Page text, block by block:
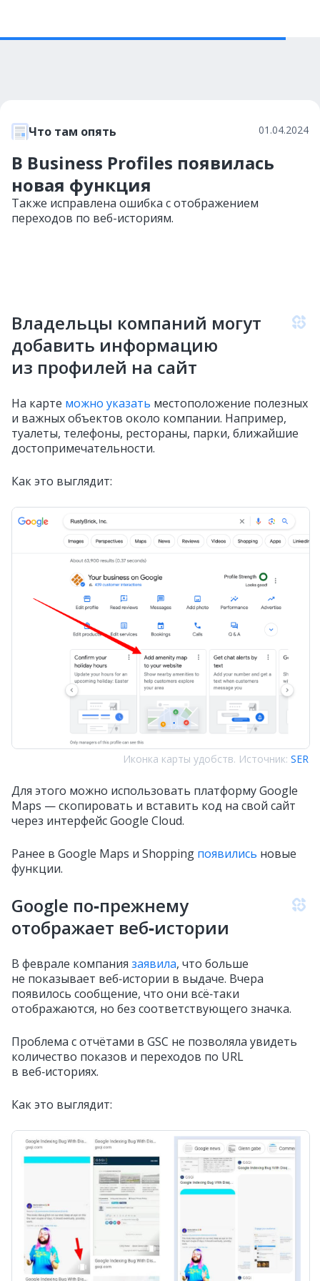
Что там опять 01.04.2024
В Business Profiles появилась
новая функция
Также исправлена ошибка с отображением
переходов по веб-историям.
Владельцы компаний могут
добавить информацию
из профилей на сайт
На карте можно указать местоположение полезных
и важных объектов около компании. Например,
туалеты, телефоны, рестораны, парки, ближайшие
достопримечательности.
Как это выглядит:
Иконка карты удобств. Источник: SER
Для этого можно использовать платформу Google
Maps — скопировать и вставить код на свой сайт
через интерфейс Google Cloud.
Ранее в Google Maps и Shopping появились новые
функции.
Google по‑прежнему
отображает веб‑истории
В феврале компания заявила, что больше
не показывает веб‑истории в выдаче. Вчера
появилось сообщение, что они всё‑таки
отображаются, но без соответствующего значка.
Проблема с отчётами в GSC не позволяла увидеть
количество показов и переходов по URL
в веб‑историях.
Как это выглядит: